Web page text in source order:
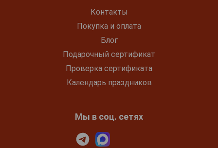
Контакты
Покупка и оплата
Блог
Подарочный сертификат
Проверка сертификата
Календарь праздников
Мы в соц. сетях